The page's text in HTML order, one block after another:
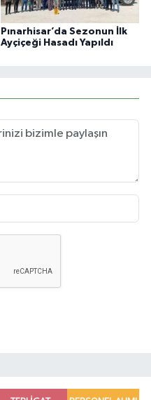
Pınarhisar’da Sezonun İlk
Ayçiçeği Hasadı Yapıldı